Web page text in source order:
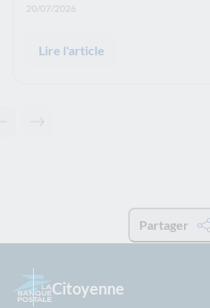
Date de publication: :
20/07/2026
Lire l'article
Contenu précédent - Actualités associées
Contenu suivant - Actualités associées
Partager
Citoyenne